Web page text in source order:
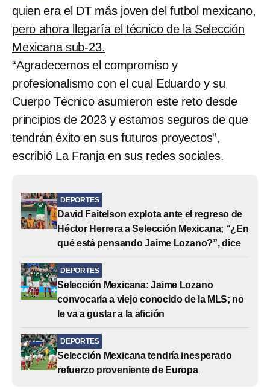
quien era el DT más joven del futbol mexicano,
pero ahora llegaría el técnico de la Selección
Mexicana sub-23.
“Agradecemos el compromiso y
profesionalismo con el cual Eduardo y su
Cuerpo Técnico asumieron este reto desde
principios de 2023 y estamos seguros de que
tendrán éxito en sus futuros proyectos”,
escribió La Franja en sus redes sociales.
DEPORTES
David Faitelson explota ante el regreso de
Héctor Herrera a Selección Mexicana; “¿En
qué está pensando Jaime Lozano?”, dice
DEPORTES
Selección Mexicana: Jaime Lozano
convocaría a viejo conocido de la MLS; no
le va a gustar a la afición
DEPORTES
Selección Mexicana tendría inesperado
refuerzo proveniente de Europa